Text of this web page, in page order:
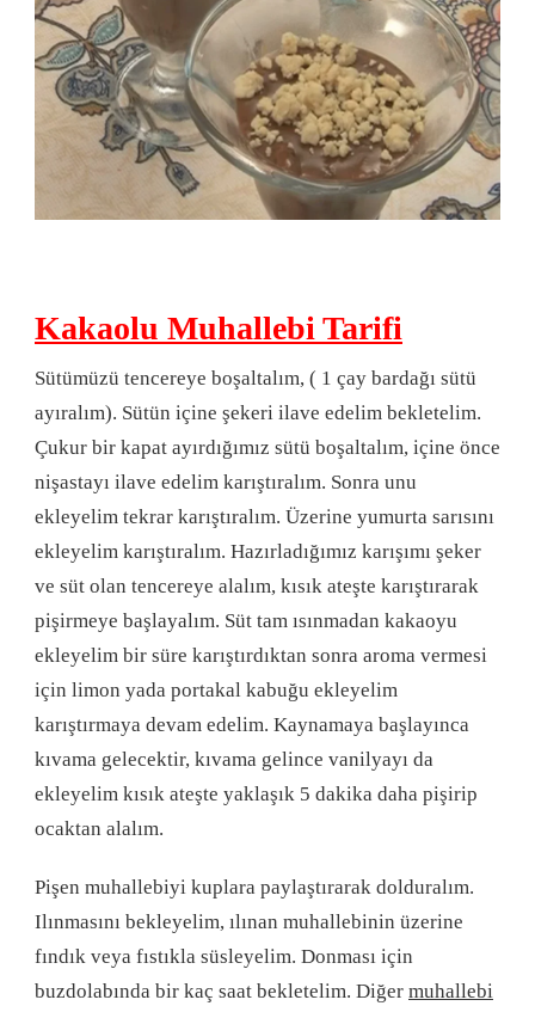
Kakaolu Muhallebi Tarifi
Sütümüzü tencereye boşaltalım, ( 1 çay bardağı sütü
ayıralım). Sütün içine şekeri ilave edelim bekletelim.
Çukur bir kapat ayırdığımız sütü boşaltalım, içine önce
nişastayı ilave edelim karıştıralım. Sonra unu
ekleyelim tekrar karıştıralım. Üzerine yumurta sarısını
ekleyelim karıştıralım. Hazırladığımız karışımı şeker
ve süt olan tencereye alalım, kısık ateşte karıştırarak
pişirmeye başlayalım. Süt tam ısınmadan kakaoyu
ekleyelim bir süre karıştırdıktan sonra aroma vermesi
için limon yada portakal kabuğu ekleyelim
karıştırmaya devam edelim. Kaynamaya başlayınca
kıvama gelecektir, kıvama gelince vanilyayı da
ekleyelim kısık ateşte yaklaşık 5 dakika daha pişirip
ocaktan alalım.
Pişen muhallebiyi kuplara paylaştırarak dolduralım.
Ilınmasını bekleyelim, ılınan muhallebinin üzerine
fındık veya fıstıkla süsleyelim. Donması için
buzdolabında bir kaç saat bekletelim. Diğer muhallebi